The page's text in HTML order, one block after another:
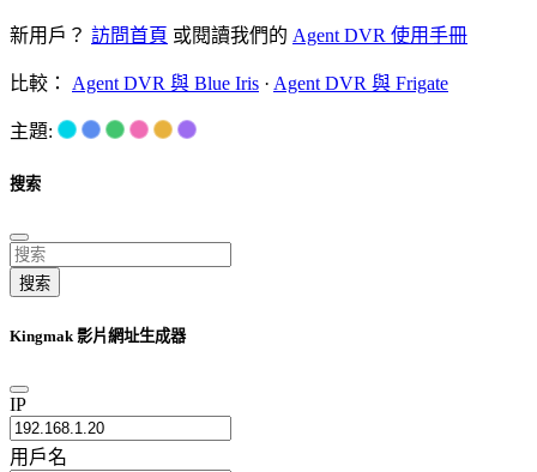
新用戶？ 訪問首頁 或閱讀我們的 Agent DVR 使用手冊
比較： Agent DVR 與 Blue Iris · Agent DVR 與 Frigate
主題:
搜索
搜索
Kingmak 影片網址生成器
IP
用戶名